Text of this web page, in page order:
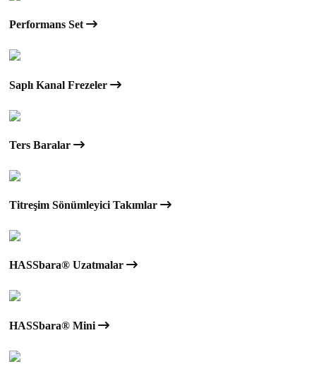
Performans Set
Saplı Kanal Frezeler
Ters Baralar
Titreşim Sönümleyici Takımlar
HASSbara® Uzatmalar
HASSbara® Mini